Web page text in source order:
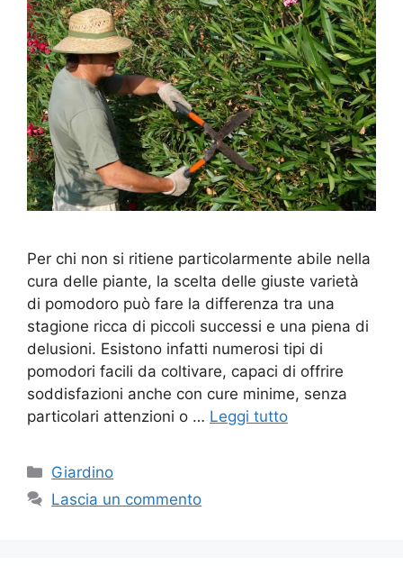
Per chi non si ritiene particolarmente abile nella
cura delle piante, la scelta delle giuste varietà
di pomodoro può fare la differenza tra una
stagione ricca di piccoli successi e una piena di
delusioni. Esistono infatti numerosi tipi di
pomodori facili da coltivare, capaci di offrire
soddisfazioni anche con cure minime, senza
particolari attenzioni o … Leggi tutto
Categorie
Giardino
Lascia un commento